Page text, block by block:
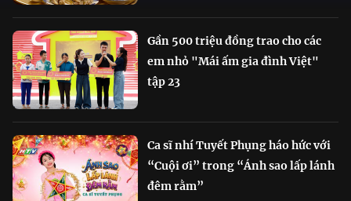
Gần 500 triệu đồng trao cho các
em nhỏ "Mái ấm gia đình Việt"
tập 23
Ca sĩ nhí Tuyết Phụng háo hức với
“Cuội ơi” trong “Ánh sao lấp lánh
đêm rằm”